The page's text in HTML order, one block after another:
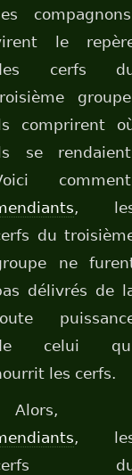
le
cerfs
comprirent
se
,
du
ne
délivrés de
celui
les cerfs.
Alors,
,